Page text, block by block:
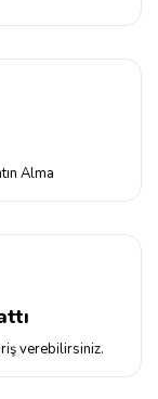
Alma
verebilirsiniz.